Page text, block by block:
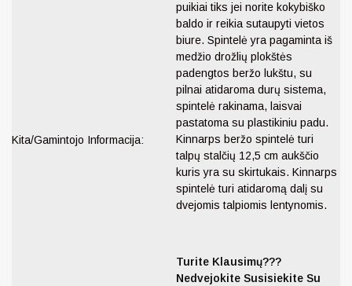
Kita/Gamintojo Informacija:
puikiai tiks jei norite kokybiško
baldo ir reikia sutaupyti vietos
biure. Spintelė yra pagaminta iš
medžio drožlių plokštės
padengtos beržo lukštu, su
pilnai atidaroma durų sistema,
spintelė rakinama, laisvai
pastatoma su plastikiniu padu.
Kinnarps beržo spintelė turi
talpų stalčių 12,5 cm aukščio
kuris yra su skirtukais. Kinnarps
spintelė turi atidaromą dalį su
dvejomis talpiomis lentynomis.
Turite Klausimų???
Nedvejokite Susisiekite Su